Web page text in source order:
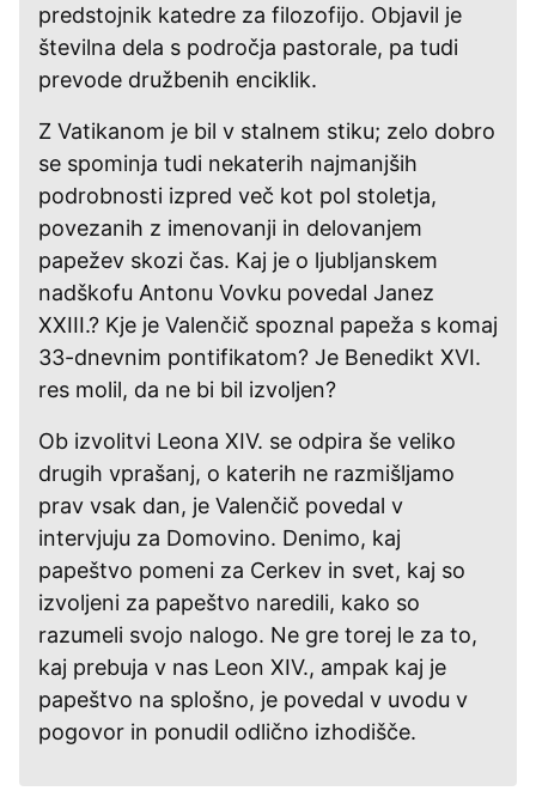
predstojnik katedre za filozofijo. Objavil je
številna dela s področja pastorale, pa tudi
prevode družbenih enciklik.
Z Vatikanom je bil v stalnem stiku; zelo dobro
se spominja tudi nekaterih najmanjših
podrobnosti izpred več kot pol stoletja,
povezanih z imenovanji in delovanjem
papežev skozi čas. Kaj je o ljubljanskem
nadškofu Antonu Vovku povedal Janez
XXIII.? Kje je Valenčič spoznal papeža s komaj
33-dnevnim pontifikatom? Je Benedikt XVI.
res molil, da ne bi bil izvoljen?
Ob izvolitvi Leona XIV. se odpira še veliko
drugih vprašanj, o katerih ne razmišljamo
prav vsak dan, je Valenčič povedal v
intervjuju za Domovino. Denimo, kaj
papeštvo pomeni za Cerkev in svet, kaj so
izvoljeni za papeštvo naredili, kako so
razumeli svojo nalogo. Ne gre torej le za to,
kaj prebuja v nas Leon XIV., ampak kaj je
papeštvo na splošno, je povedal v uvodu v
pogovor in ponudil odlično izhodišče.